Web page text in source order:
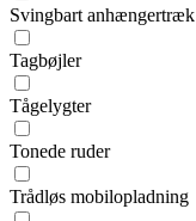
Svingbart anhængertræk
Tagbøjler
Tågelygter
Tonede ruder
Trådløs mobilopladning